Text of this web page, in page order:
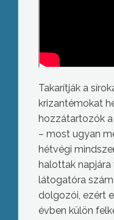
Takarítják a
krizantémokat
hozzátartozók
– most ugyan
hétvégi
halottak
látogatóra
dolgozói, ezért
évben külön